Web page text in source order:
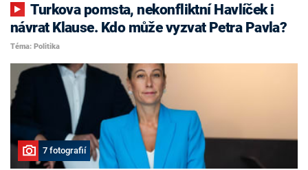
Turkova pomsta, nekonfliktní Havlíček i
návrat Klause. Kdo může vyzvat Petra Pavla?
Téma: Politika
7 fotografií